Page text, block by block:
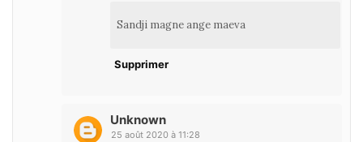
Sandji magne ange maeva
Supprimer
Unknown
25 août 2020 à 11:28